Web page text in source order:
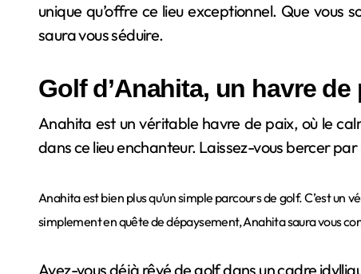
unique qu’offre ce lieu exceptionnel. Que
saura vous séduire.
Golf d’Anahita, un havre de
Anahita est un véritable havre de paix, où le
dans ce lieu enchanteur. Laissez-vous bercer
Anahita est bien plus qu’un simple parcours de golf. C’est un
simplement en quête de dépaysement, Anahita saura vous
Avez-vous déjà rêvé de golf dans un cadre